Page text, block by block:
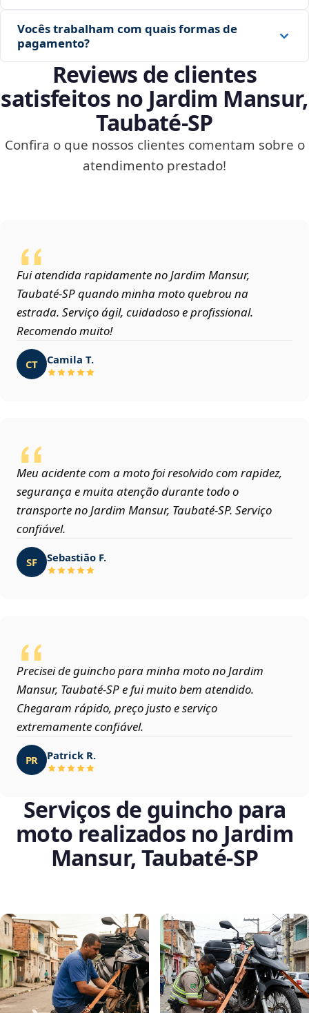
Vocês trabalham com quais formas de
pagamento?
Reviews de clientes
satisfeitos no Jardim Mansur,
Taubaté‑SP
Confira o que nossos clientes comentam sobre o
atendimento prestado!
Fui atendida rapidamente no Jardim Mansur,
Taubaté‑SP quando minha moto quebrou na
estrada. Serviço ágil, cuidadoso e profissional.
Recomendo muito!
CT Camila T.
Meu acidente com a moto foi resolvido com rapidez,
segurança e muita atenção durante todo o
transporte no Jardim Mansur, Taubaté‑SP. Serviço
confiável.
SF Sebastião F.
Precisei de guincho para minha moto no Jardim
Mansur, Taubaté‑SP e fui muito bem atendido.
Chegaram rápido, preço justo e serviço
extremamente confiável.
PR Patrick R.
Serviços de guincho para
moto realizados no Jardim
Mansur, Taubaté‑SP